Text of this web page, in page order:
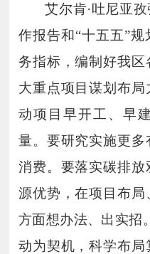
艾尔肯·吐尼亚
作报告和“十五五”
务指标，编制好我区
大重点项目谋划布
动项目早开工、早
量。要研究实施更
消费。要落实碳排
源优势，在项目布
方面想办法、出实招
动为契机，科学布